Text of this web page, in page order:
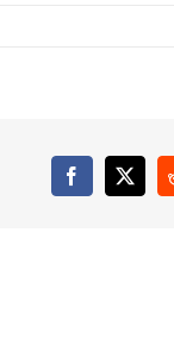
Facebook
X